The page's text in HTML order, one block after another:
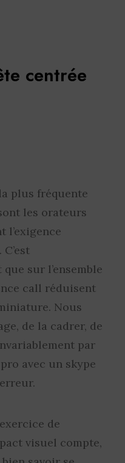
centrée
plus fréquente
les orateurs
l’exigence
sur l’ensemble
call réduisent
Nous
de la cadrer, de
par
avec un skype
de
visuel compte,